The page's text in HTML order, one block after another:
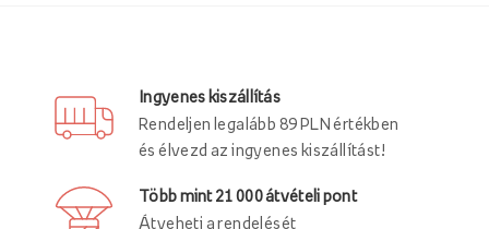
Kínálatunkban megtalálja fotókat különböző méretekben
vízszintesen is felviheti. A formátumok széles választéka
lehetővé teszi, hogy egyedi teréhez igazított eredeti
Ingyenes kiszállítás
Rendeljen legalább 89 PLN értékben
és élvezd az ingyenes kiszállítást!
Több mint 21 000 átvételi pont
Átveheti a rendelését